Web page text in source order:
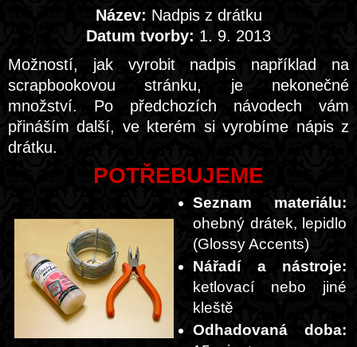
Název: Nadpis z drátku
Datum tvorby: 1. 9. 2013
Možností, jak vyrobit nadpis například na
scrapbookovou stránku, je nekonečné
množství. Po předchozích návodech vám
přináším další, ve kterém si vyrobíme nápis z
drátku.
POTŘEBUJEME
Seznam materiálu:
ohebný drátek, lepidlo
(Glossy Accents)
Nářadí a nástroje:
ketlovací nebo jiné
kleště
Odhadovaná doba: